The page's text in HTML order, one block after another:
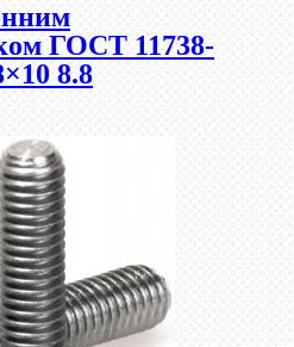
ГОСТ 11738-
8.8